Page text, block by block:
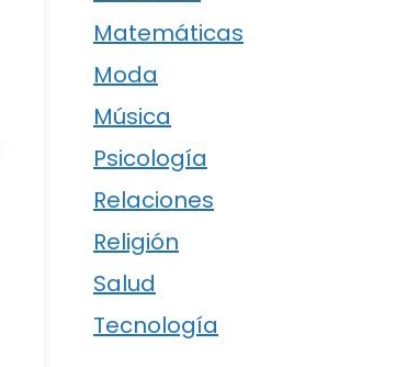
Matemáticas
Moda
Música
Psicología
Relaciones
Religión
Salud
Tecnología